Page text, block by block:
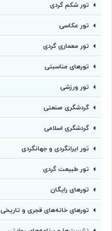
تور شکم گردی
تور عکاسی
تور معماری گردی
تورهای مناسبتی
تور ورزشی
گردشگری صنعتی
گردشگری اسلامی
تور ایرانگردی و جهانگردی
تور طبیعت گردی
تورهای رایگان
تورهای خانه‌های قجری و تاریخی